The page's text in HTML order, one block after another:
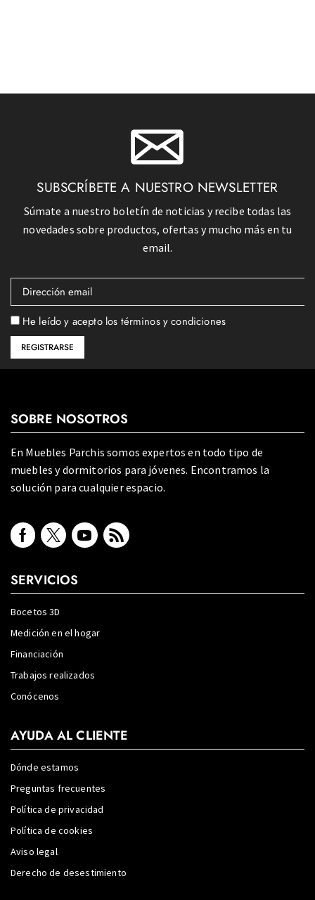
SUBSCRÍBETE A NUESTRO NEWSLETTER
Súmate a nuestro boletín de noticias y recibe todas las
novedades sobre productos, ofertas y mucho más en tu
email.
He leído y acepto los términos y condiciones
SOBRE NOSOTROS
En Muebles Parchis somos expertos en todo tipo de
muebles y dormitorios para jóvenes. Encontramos la
solución para cualquier espacio.
SERVICIOS
Bocetos 3D
Medición en el hogar
Financiación
Trabajos realizados
Conócenos
AYUDA AL CLIENTE
Dónde estamos
Preguntas frecuentes
Política de privacidad
Política de cookies
Aviso legal
Derecho de desestimiento